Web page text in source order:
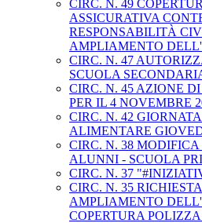
CIRC. N. 49
ASSICURATIVA
RESPONSABILITÀ
AMPLIAMENTO
CIRC. N. 47
SCUOLA
CIRC. N. 45 AZIONE
PER IL 4 NOVEMBRE
CIRC. N. 42
ALIMENTARE
CIRC. N. 38 MODIFICA
ALUNNI - SCUOLA
CIRC. N. 37
CIRC. N. 35
AMPLIAMENTO
COPERTURA